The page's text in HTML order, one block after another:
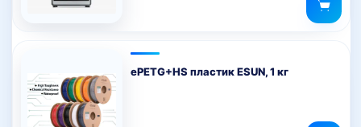
ePETG+HS пластик ESUN, 1 кг